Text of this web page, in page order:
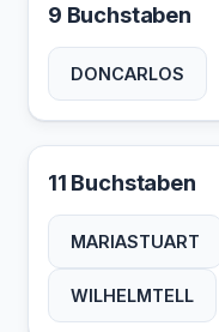
9 Buchstaben
DONCARLOS
11 Buchstaben
MARIASTUART
WILHELMTELL